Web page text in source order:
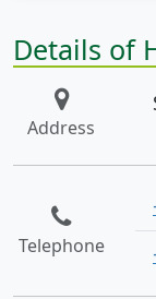
Details of
Address
Telephone